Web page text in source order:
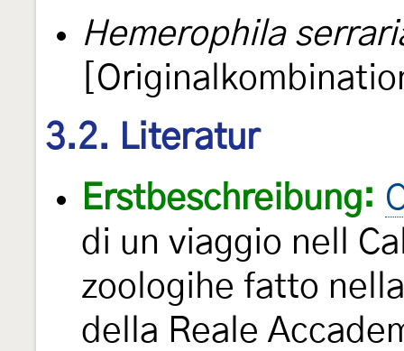
Hemerophila
3.2. Literatur
Erstbeschreibung:
di un viaggio nell
zoologihe fatto
della Reale